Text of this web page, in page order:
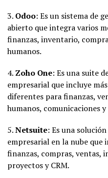
3. Odoo: Es un sistema de
abierto que integra varios
finanzas, inventario,
humanos.
4. Zoho One: Es una suite
empresarial que incluye
diferentes para finanzas,
humanos, comunicaciones
5.Netsuite: Es una
empresarial en la nube que
finanzas, compras, ventas,
proyectos y CRM.